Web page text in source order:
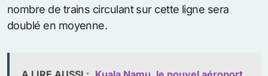
nombre de trains circulant sur cette ligne sera
doublé en moyenne.